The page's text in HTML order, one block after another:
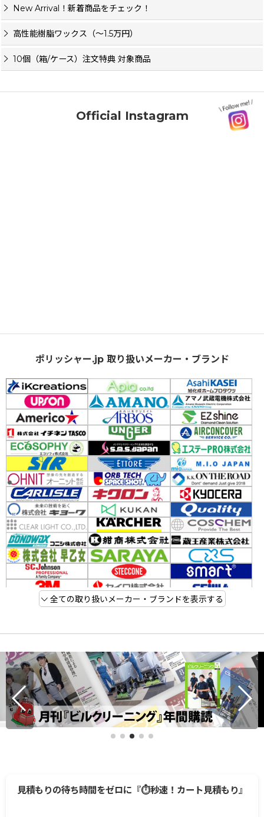
New Arrival！新着商品をチェック！
高性能樹脂ワックス（〜1.5万円）
10個（箱/ケース）注文特典 対象商品
Official Instagram
ポリッシャー.jp 取り扱いメーカー・ブランド
全ての取り扱いメーカー・ブランドを表示する
見積もりの待ち時間をゼロに『⏱️秒速！カート見積もり』